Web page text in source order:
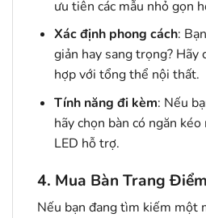
ưu tiên các mẫu nhỏ gọn
Xác định phong cách:
giản hay sang trọng? Hãy
hợp với tổng thể nội thất.
Tính năng đi kèm: Nếu
hãy chọn bàn có ngăn
LED hỗ trợ.
4. Mua Bàn Trang
Nếu bạn đang tìm kiếm một